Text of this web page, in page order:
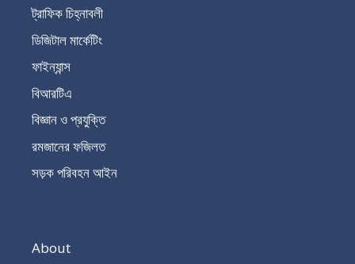
ট্রাফিক চিহ্নাবলী
ডিজিটাল মার্কেটিং
ফাইন্যান্স
বিআরটিএ
বিজ্ঞান ও প্রযুক্তি
রমজানের ফজিলত
সড়ক পরিবহন আইন
About